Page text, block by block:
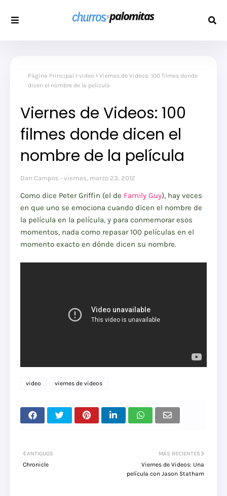
Página Principal video
Viernes de Videos: 100 filmes donde
dicen el nombre de la película
Viernes de Videos: 100
filmes donde dicen el
nombre de la película
Dan Campos viernes, marzo 23, 2012
Como dice Peter Griffin (el de Family Guy), hay veces
en que uno se emociona cuando dicen el nombre de
la película en la película, y para conmemorar esos
momentos, nada como repasar 100 películas en el
momento exacto en dónde dicen su nombre.
video viernes de videos
MÁS RECIENTES
Viernes de Videos: Una
película con Jason Statham
ANTIGUOS
Chronicle